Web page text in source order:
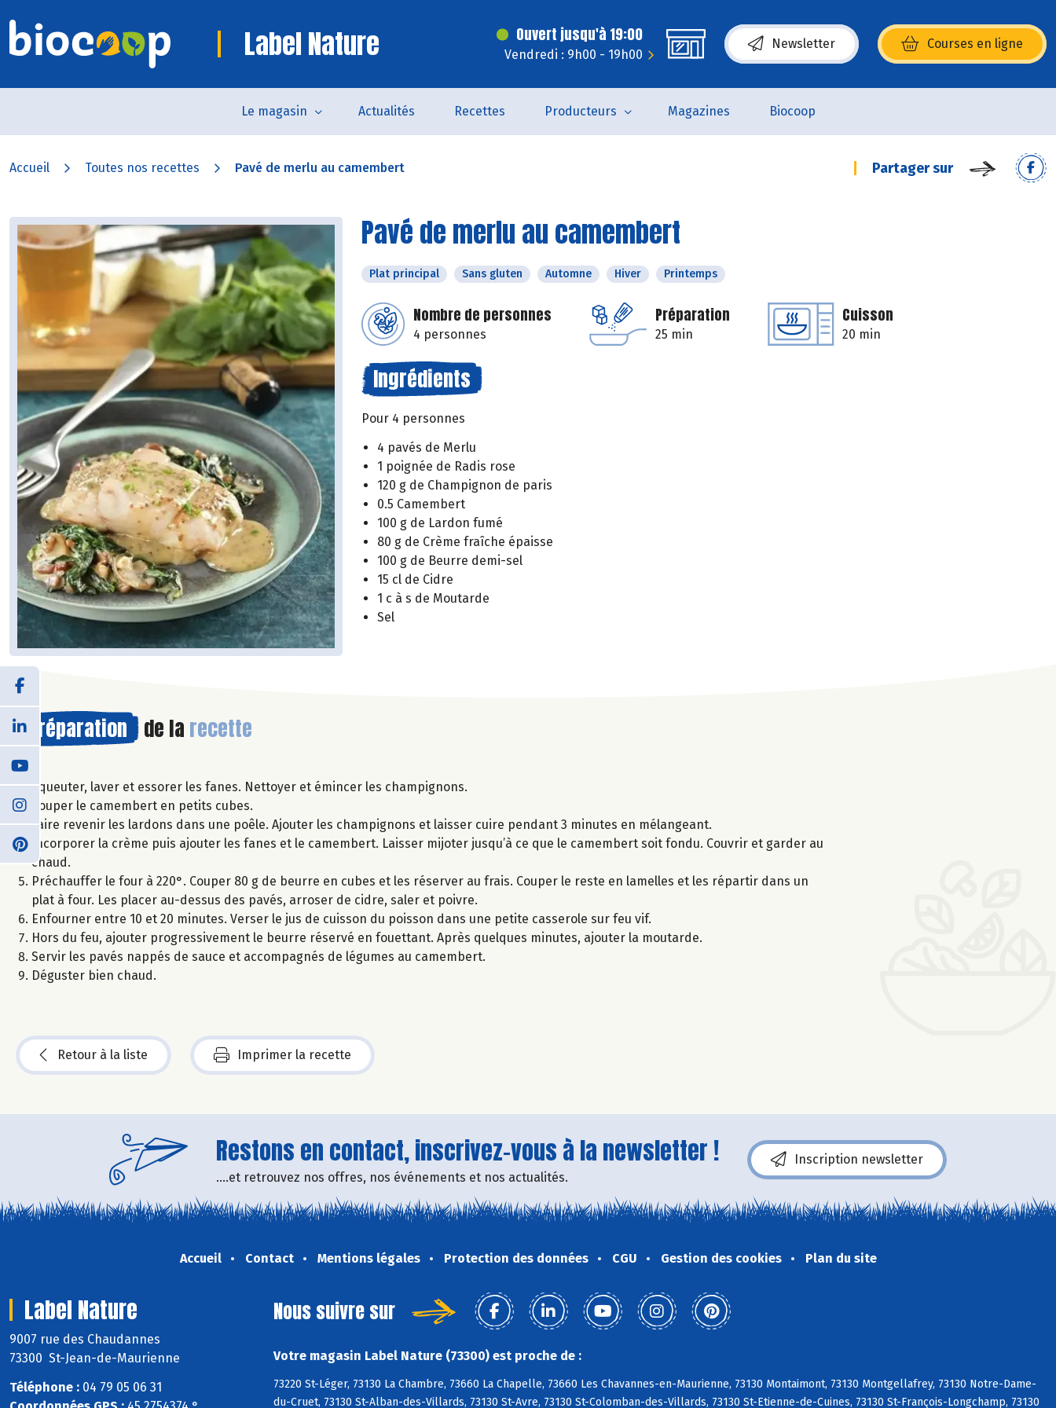
Label Nature Ouvert jusqu'à 19:00
Vendredi : 9h00 - 19h00
Newsletter Courses en ligne
(s’ouvre dans une nouvelle fenêtre)
Le magasin Actualités Recettes Producteurs Magazines Biocoop
Accueil Toutes nos recettes Pavé de merlu au camembert Partager sur
Pavé de merlu au camembert
Plat principal Sans gluten Automne Hiver Printemps
Nombre de personnes
4 personnes
Préparation
25 min
Cuisson
20 min
Ingrédients
Pour 4 personnes
4 pavés de Merlu
1 poignée de Radis rose
120 g de Champignon de paris
0.5 Camembert
100 g de Lardon fumé
80 g de Crème fraîche épaisse
100 g de Beurre demi-sel
15 cl de Cidre
1 c à s de Moutarde
Sel
Préparation de la recette
Equeuter, laver et essorer les fanes. Nettoyer et émincer les champignons.
Couper le camembert en petits cubes.
Faire revenir les lardons dans une poêle. Ajouter les champignons et laisser cuire pendant 3 minutes en mélangeant.
Incorporer la crème puis ajouter les fanes et le camembert. Laisser mijoter jusqu’à ce que le camembert soit fondu. Couvrir et garder au
chaud.
Préchauffer le four à 220°. Couper 80 g de beurre en cubes et les réserver au frais. Couper le reste en lamelles et les répartir dans un
plat à four. Les placer au-dessus des pavés, arroser de cidre, saler et poivre.
Enfourner entre 10 et 20 minutes. Verser le jus de cuisson du poisson dans une petite casserole sur feu vif.
Hors du feu, ajouter progressivement le beurre réservé en fouettant. Après quelques minutes, ajouter la moutarde.
Servir les pavés nappés de sauce et accompagnés de légumes au camembert.
Déguster bien chaud.
Retour à la liste Imprimer la recette
Restons en contact, inscrivez-vous à la newsletter !
....et retrouvez nos offres, nos événements et nos actualités.
Inscription newsletter
Accueil Contact Mentions légales Protection des données CGU Gestion des cookies Plan du site
Label Nature
9007 rue des Chaudannes
73300 St-Jean-de-Maurienne
Téléphone : 04 79 05 06 31
Nous suivre sur
Votre magasin Label Nature (73300) est proche de :
73220 St-Léger, 73130 La Chambre, 73660 La Chapelle, 73660 Les Chavannes-en-Maurienne, 73130 Montaimont, 73130 Montgellafrey, 73130 Notre-Dame-
du-Cruet, 73130 St-Alban-des-Villards, 73130 St-Avre, 73130 St-Colomban-des-Villards, 73130 St-Etienne-de-Cuines, 73130 St-François-Longchamp, 73130